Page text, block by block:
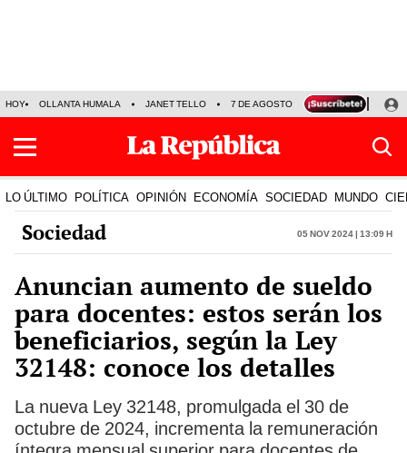
HOY OLLANTA HUMALA JANET TELLO 7 DE AGOSTO TINKA RESULTADOS
LO ÚLTIMO POLÍTICA OPINIÓN ECONOMÍA SOCIEDAD MUNDO
Sociedad 05 Nov 2024 | 13:09 h
Anuncian aumento de sueldo
para docentes: estos serán los
beneficiarios, según la Ley
32148: conoce los detalles
La nueva Ley 32148, promulgada el 30 de
octubre de 2024, incrementa la remuneración